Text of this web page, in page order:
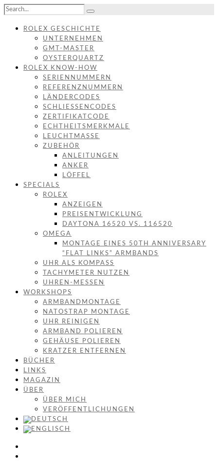
ROLEX GESCHICHTE
UNTERNEHMEN
GMT-MASTER
OYSTERQUARTZ
ROLEX KNOW-HOW
SERIENNUMMERN
REFERENZNUMMERN
LÄNDERCODES
SCHLIESSENCODES
ZERTIFIKATCODE
ECHTHEITSMERKMALE
LEUCHTMASSE
ZUBEHÖR
ANLEITUNGEN
ANKER
LÖFFEL
SPECIALS
ROLEX
ANZEIGEN
PREISENTWICKLUNG
DAYTONA 16520 VS. 116520
OMEGA
MONTAGE EINES 50TH ANNIVERSARY
“FLAT LINKS” ARMBANDS
UHR ALS KOMPASS
TACHYMETER NUTZEN
UHREN-MESSEN
WORKSHOPS
ARMBANDMONTAGE
NATOSTRAP MONTAGE
UHR REINIGEN
ARMBAND POLIEREN
GEHÄUSE POLIEREN
KRATZER ENTFERNEN
BÜCHER
LINKS
MAGAZIN
ÜBER
ÜBER MICH
VERÖFFENTLICHUNGEN